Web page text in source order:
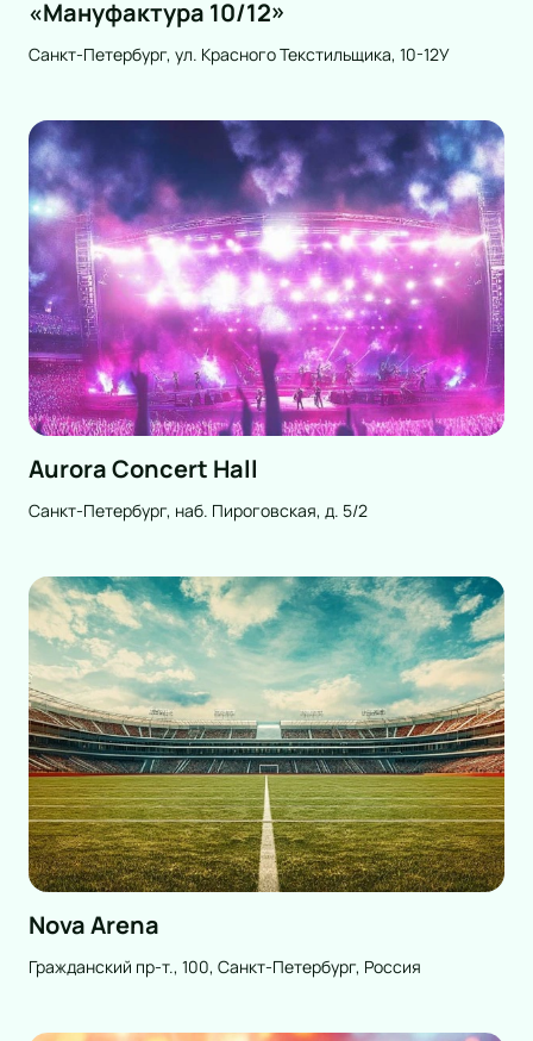
«Мануфактура 10/12»
Санкт-Петербург, ул. Красного Текстильщика, 10-12У
Aurora Concert Hall
Санкт-Петербург, наб. Пироговская, д. 5/2
Nova Arena
Граждaнский пр-т., 100, Санкт-Петербург, Россия